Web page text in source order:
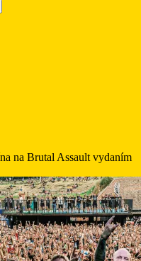
na Brutal Assault vydaním